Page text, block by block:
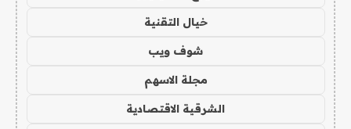
خيال التقنية
شوف ويب
مجلة الاسهم
الشرقية الاقتصادية